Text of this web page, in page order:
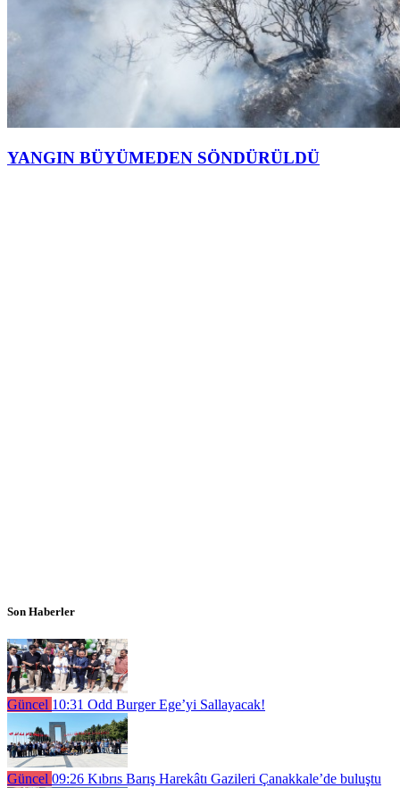
YANGIN BÜYÜMEDEN SÖNDÜRÜLDÜ
Son Haberler
Güncel 10:31 Odd Burger Ege’yi Sallayacak!
Güncel 09:26 Kıbrıs Barış Harekâtı Gazileri Çanakkale’de buluştu